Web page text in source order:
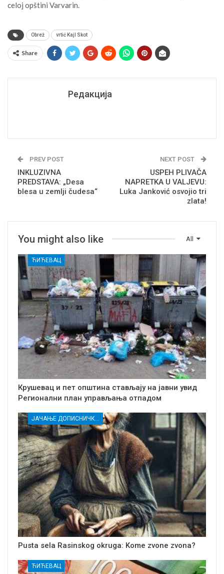
celoj opštini Varvarin.
Obrež vrtić Kajl Skot
Share
Редакција
PREV POST
INKLUZIVNA
PREDSTAVA: „Desa
blesa u zemlji čudesa“
NEXT POST
USPEH PLIVAČA
NAPRETKA U VALJEVU:
Luka Janković osvojio tri
zlata!
All
You might also like
ЋИЋЕВАЦ
Крушевац и пет општина стављају на јавни увид
Регионални план управљања отпадом
Pusta sela Rasinskog okruga: Kome zvone zvona?
ЋИЋЕВАЦ